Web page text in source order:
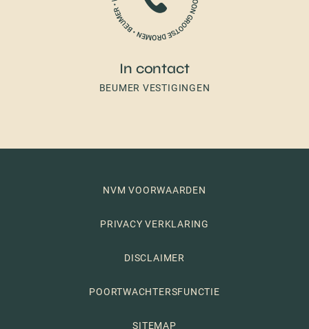
In contact
BEUMER VESTIGINGEN
NVM VOORWAARDEN
PRIVACY VERKLARING
DISCLAIMER
POORTWACHTERSFUNCTIE
SITEMAP